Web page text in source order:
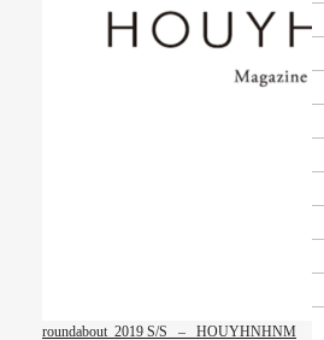
roundabout 2019 S/S – HOUYHNHNM